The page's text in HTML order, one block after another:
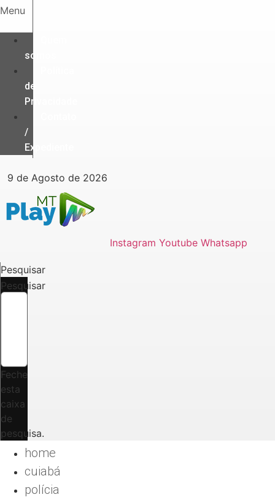
Ir
o
conteúdo
Menu
somos
de
Privacidade
/
Expediente
9 de Agosto de 2026
Instagram Youtube Whatsapp
Pesquisar
Pesquisar
Feche
esta
caixa
de
pesquisa.
home
cuiabá
polícia